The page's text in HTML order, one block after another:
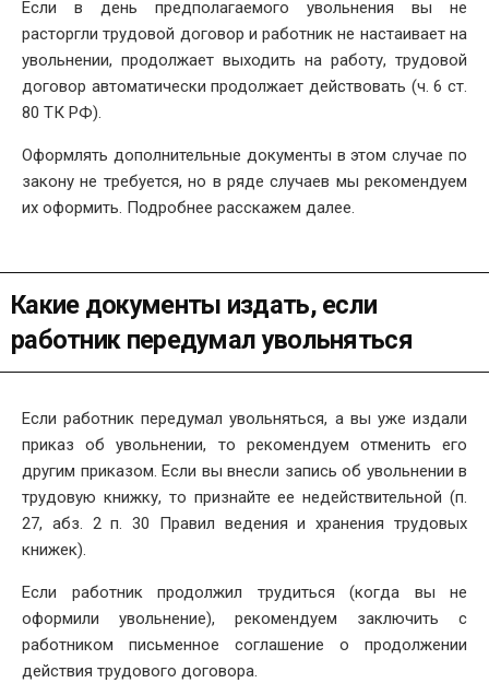
Если в день предполагаемого увольнения вы не
расторгли трудовой договор и работник не настаивает на
увольнении, продолжает выходить на работу, трудовой
договор автоматически продолжает действовать (ч. 6 ст.
80 ТК РФ).
Оформлять дополнительные документы в этом случае по
закону не требуется, но в ряде случаев мы рекомендуем
их оформить. Подробнее расскажем далее.
Какие документы издать, если
работник передумал увольняться
Если работник передумал увольняться, а вы уже издали
приказ об увольнении, то рекомендуем отменить его
другим приказом. Если вы внесли запись об увольнении в
трудовую книжку, то признайте ее недействительной (п.
27, абз. 2 п. 30 Правил ведения и хранения трудовых
книжек).
Если работник продолжил трудиться (когда вы не
оформили увольнение), рекомендуем заключить с
работником письменное соглашение о продолжении
действия трудового договора.